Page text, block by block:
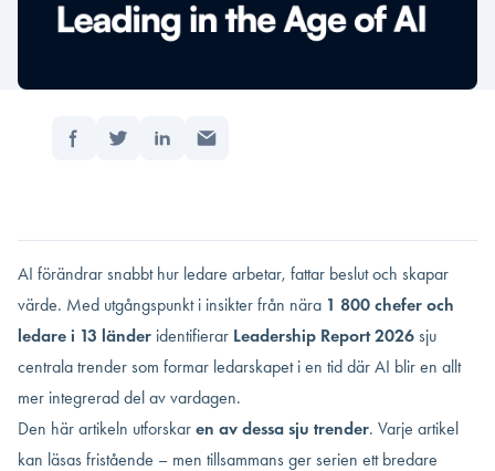
AI förändrar snabbt hur ledare arbetar, fattar beslut och skapar
värde. Med utgångspunkt i insikter från nära 1 800 chefer och
ledare i 13 länder identifierar Leadership Report 2026 sju
centrala trender som formar ledarskapet i en tid där AI blir en allt
mer integrerad del av vardagen.
Den här artikeln utforskar en av dessa sju trender. Varje artikel
kan läsas fristående – men tillsammans ger serien ett bredare